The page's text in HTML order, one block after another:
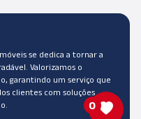
se dedica a tornar a
Valorizamos o
garantindo um serviço que
clientes com soluções
0